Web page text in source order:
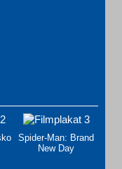
Spider-Man: Brand
New Day